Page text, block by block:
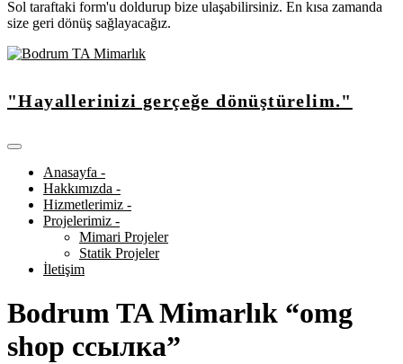
Sol taraftaki form'u doldurup bize ulaşabilirsiniz. En kısa zamanda
size geri dönüş sağlayacağız.
"Hayallerinizi gerçeğe dönüştürelim."
Anasayfa -
Hakkımızda -
Hizmetlerimiz -
Projelerimiz -
Mimari Projeler
Statik Projeler
İletişim
Bodrum TA Mimarlık “omg
shop ссылка”